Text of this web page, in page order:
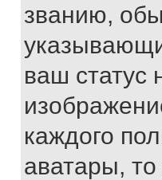
званию,
ваш статус
каждого
аватары,